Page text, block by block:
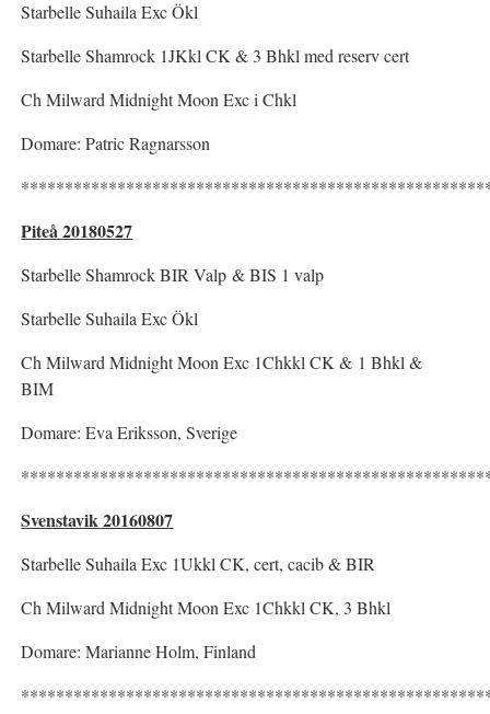
Starbelle Suhaila Exc Ökl
Starbelle Shamrock 1JKkl CK & 3 Bhkl med reserv cert
Ch Milward Midnight Moon Exc i Chkl
Domare: Patric Ragnarsson
Piteå 20180527
Starbelle Shamrock BIR Valp & BIS 1 valp
Starbelle Suhaila Exc Ökl
Ch Milward Midnight Moon Exc 1Chkkl CK & 1 Bhkl &
BIM
Domare: Eva Eriksson, Sverige
Svenstavik20160807
Starbelle Suhaila Exc 1Ukkl CK, cert, cacib & BIR
Ch Milward Midnight Moon Exc 1Chkkl CK, 3 Bhkl
Domare: Marianne Holm, Finland